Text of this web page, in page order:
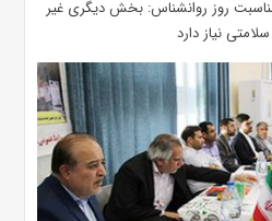
روز روانشناس: بخش دیگری غیر
نیاز دارد